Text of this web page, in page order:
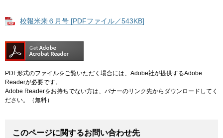
校報米来６月号 [PDFファイル／543KB]
PDF形式のファイルをご覧いただく場合には、Adobe社が提供するAdobe
Readerが必要です。
Adobe Readerをお持ちでない方は、バナーのリンク先からダウンロードしてく
ださい。（無料）
このページに関するお問い合わせ先